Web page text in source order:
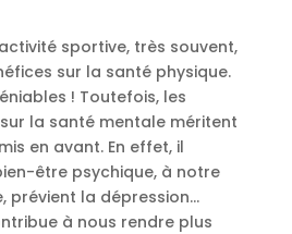
sportive, très souvent,
sur la santé physique.
! Toutefois, les
sur la santé mentale méritent
en avant. En effet, il
être psychique, à notre
prévient la dépression…
à nous rendre plus